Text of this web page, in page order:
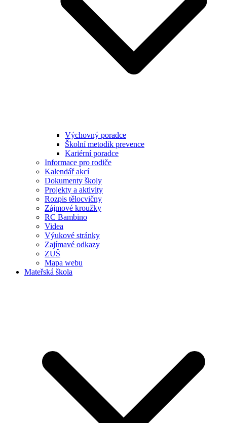
Výchovný poradce
Školní metodik prevence
Kariérní poradce
Informace pro rodiče
Kalendář akcí
Dokumenty školy
Projekty a aktivity
Rozpis tělocvičny
Zájmové kroužky
RC Bambino
Videa
Výukové stránky
Zajímavé odkazy
ZUŠ
Mapa webu
Mateřská škola